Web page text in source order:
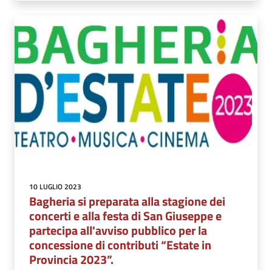
10 LUGLIO 2023
Bagheria si preparata alla stagione dei
concerti e alla festa di San Giuseppe e
partecipa all'avviso pubblico per la
concessione di contributi “Estate in
Provincia 2023”.